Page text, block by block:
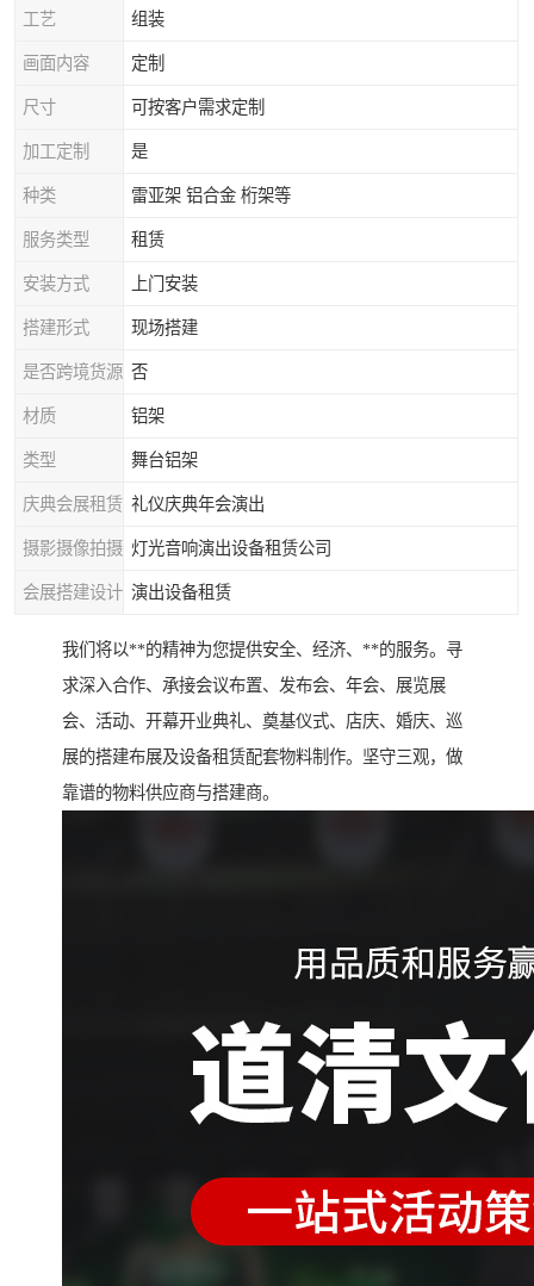
工艺 组装
画面内容 定制
尺寸 可按客户需求定制
加工定制 是
种类 雷亚架 铝合金 桁架等
服务类型 租赁
安装方式 上门安装
搭建形式 现场搭建
是否跨境货源 否
材质 铝架
类型 舞台铝架
庆典会展租赁 礼仪庆典年会演出
摄影摄像拍摄 灯光音响演出设备租赁公司
会展搭建设计 演出设备租赁
我们将以**的精神为您提供安全、经济、**的服务。寻
求深入合作、承接会议布置、发布会、年会、展览展
会、活动、开幕开业典礼、奠基仪式、店庆、婚庆、巡
展的搭建布展及设备租赁配套物料制作。坚守三观，做
靠谱的物料供应商与搭建商。